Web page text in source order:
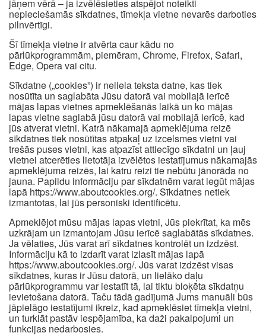
jāņem vērā – ja izvēlēsieties atspējot noteikti
nepieciešamās sīkdatnes, tīmekļa vietne nevarēs darboties
pilnvērtīgi.
Šī tīmekļa vietne ir atvērta caur kādu no
pārlūkprogrammām, piemēram, Chrome, Firefox, Safari,
Edge, Opera vai citu.
Sīkdatne („cookies”) ir neliela teksta datne, kas tiek
nosūtīta un saglabāta Jūsu datorā vai mobilajā ierīcē
mājas lapas vietnes apmeklēšanās laikā un ko mājas
lapas vietne saglabā jūsu datorā vai mobilajā ierīcē, kad
jūs atverat vietni. Katrā nākamajā apmeklējuma reizē
sīkdatnes tiek nosūtītas atpakaļ uz izcelsmes vietni vai
trešās puses vietni, kas atpazīst attiecīgo sīkdatni un ļauj
vietnei atcerēties lietotāja izvēlētos iestatījumus nākamajās
apmeklējuma reizēs, lai katru reizi tie nebūtu jānorāda no
jauna. Papildu informāciju par sīkdatnēm varat iegūt mājas
lapā https://www.aboutcookies.org/. Sīkdatnes netiek
izmantotas, lai jūs personiski identificētu.
Apmeklējot mūsu mājas lapas vietni, Jūs piekrītat, ka mēs
uzkrājam un izmantojam Jūsu ierīcē saglabātās sīkdatnes.
Ja vēlaties, Jūs varat arī sīkdatnes kontrolēt un izdzēst.
Informāciju kā to izdarīt varat izlasīt mājas lapā
https://www.aboutcookies.org/. Jūs varat izdzēst visas
sīkdatnes, kuras ir Jūsu datorā, un lielāko daļu
pārlūkprogrammu var iestatīt tā, lai tiktu bloķēta sīkdatņu
ievietošana datorā. Taču tādā gadījumā Jums manuāli būs
jāpielāgo iestatījumi ikreiz, kad apmeklēsiet tīmekļa vietni,
un turklāt pastāv iespējamība, ka daži pakalpojumi un
funkcijas nedarbosies.